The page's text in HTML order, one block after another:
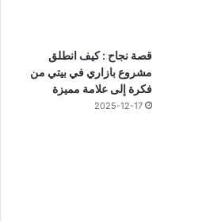
قصة نجاح : كيف انطلق
مشروع بازاري في بيتي من
فكرة إلى علامة مميزة
2025-12-17